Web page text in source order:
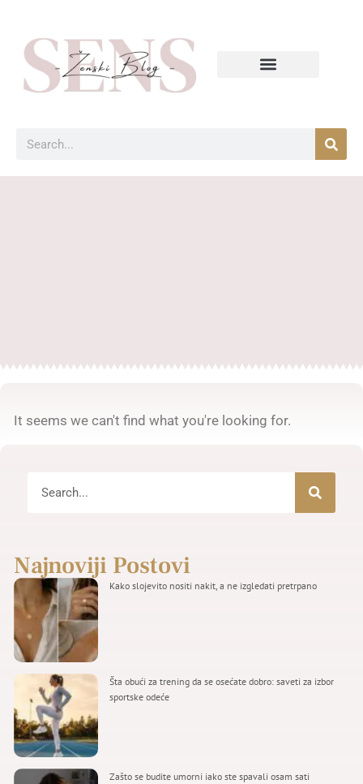
It seems we can't find what you're looking for.
Najnoviji Postovi
Kako slojevito nositi nakit, a ne izgledati pretrpano
Šta obući za trening da se osećate dobro: saveti za izbor
sportske odeće
Zašto se budite umorni iako ste spavali osam sati